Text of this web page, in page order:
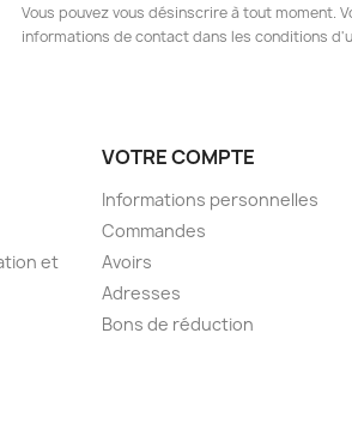
Vous pouvez vous désinscrire à tout moment.
informations de contact dans les conditions
et
VOTRE COMPTE
Informations personnelles
Commandes
Avoirs
Adresses
Bons de réduction